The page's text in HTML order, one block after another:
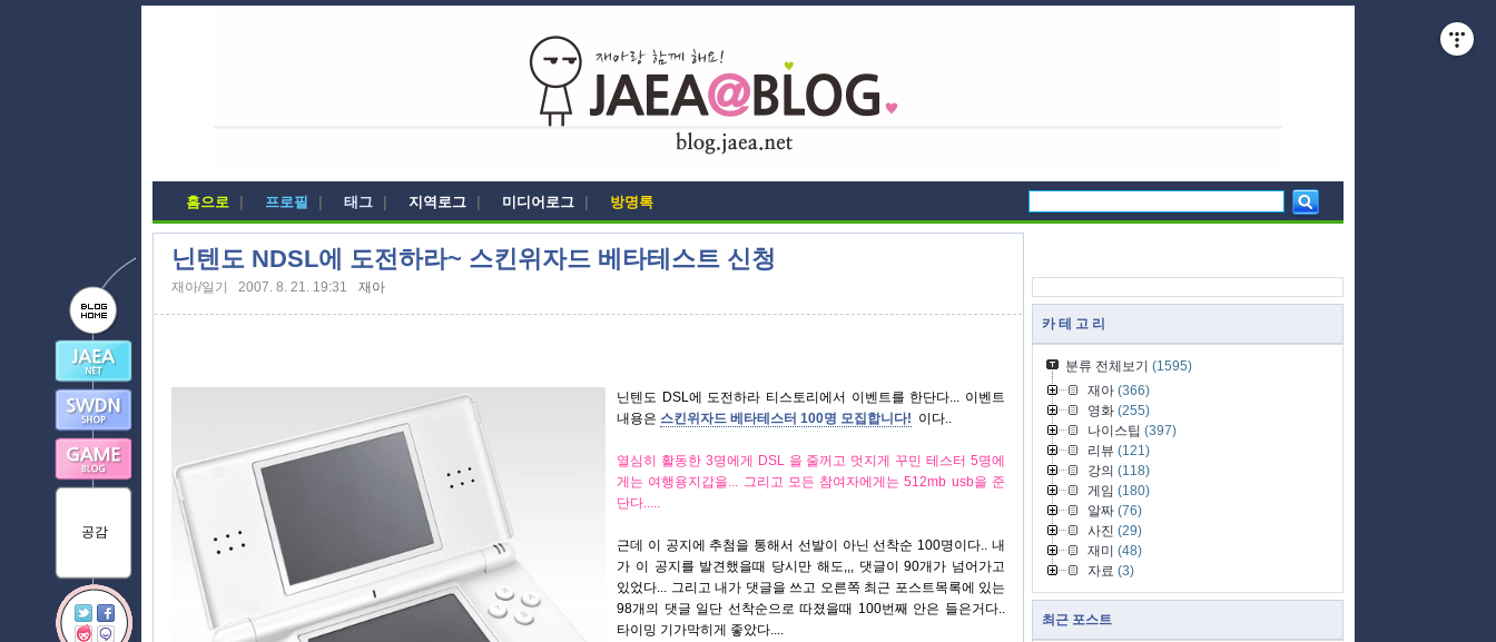
홈으로 프로필 태그 지역로그 미디어로그 방명록
닌텐도 NDSL에 도전하라~ 스킨위자드 베타테스트 신청
재아/일기 2007. 8. 21. 19:31 재아
닌텐도 DSL에 도전하라 티스토리에서 이벤트를 한단다... 이벤트
내용은 스킨위자드 베타테스터 100명 모집합니다! 이다..
열심히 활동한 3명에게 DSL 을 줄꺼고 멋지게 꾸민 테스터 5명에
게는 여행용지갑을... 그리고 모든 참여자에게는 512mb usb을 준
단다.....
근데 이 공지에 추첨을 통해서 선발이 아닌 선착순 100명이다.. 내
가 이 공지를 발견했을때 당시만 해도,,, 댓글이 90개가 넘어가고
있었다... 그리고 내가 댓글을 쓰고 오른쪽 최근 포스트목록에 있는
98개의 댓글 일단 선착순으로 따졌을때 100번째 안은 들은거다..
타이밍 기가막히게 좋았다....
공감
카 테 고 리
분류 전체보기 (1595)
재아 (366)
영화 (255)
나이스팁 (397)
리뷰 (121)
강의 (118)
게임 (180)
알짜 (76)
사진 (29)
재미 (48)
자료 (3)
최근 포스트